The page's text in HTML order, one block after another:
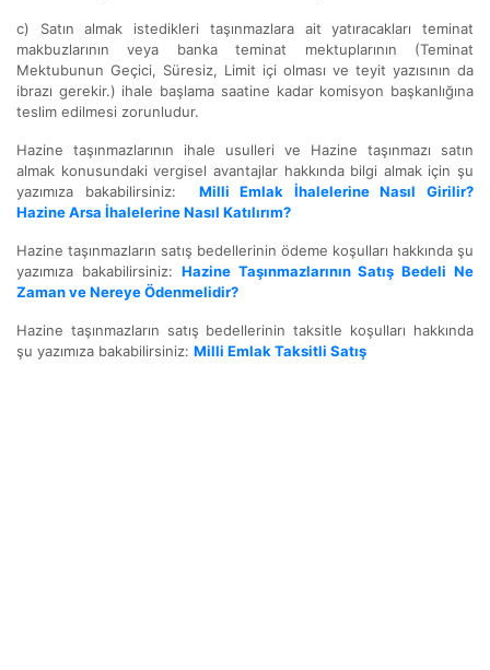
c) Satın almak istedikleri taşınmazlara ait yatıracakları teminat
makbuzlarının veya banka teminat mektuplarının (Teminat
Mektubunun Geçici, Süresiz, Limit içi olması ve teyit yazısının da
ibrazı gerekir.) ihale başlama saatine kadar komisyon başkanlığına
teslim edilmesi zorunludur.
Hazine taşınmazlarının ihale usulleri ve Hazine taşınmazı satın
almak konusundaki vergisel avantajlar hakkında bilgi almak için şu
yazımıza bakabilirsiniz: Milli Emlak İhalelerine Nasıl Girilir?
Hazine Arsa İhalelerine Nasıl Katılırım?
Hazine taşınmazların satış bedellerinin ödeme koşulları hakkında şu
yazımıza bakabilirsiniz: Hazine Taşınmazlarının Satış Bedeli Ne
Zaman ve Nereye Ödenmelidir?
Hazine taşınmazların satış bedellerinin taksitle koşulları hakkında
şu yazımıza bakabilirsiniz: Milli Emlak Taksitli Satış